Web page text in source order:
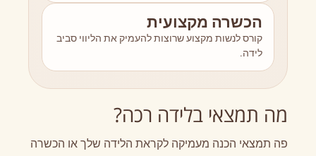
הכשרה מקצועית
קורס לנשות מקצוע שרוצות להעמיק את הליווי סביב
לידה.
מה תמצאי בלידה רכה?
פה תמצאי הכנה מעמיקה לקראת הלידה שלך או הכשרה